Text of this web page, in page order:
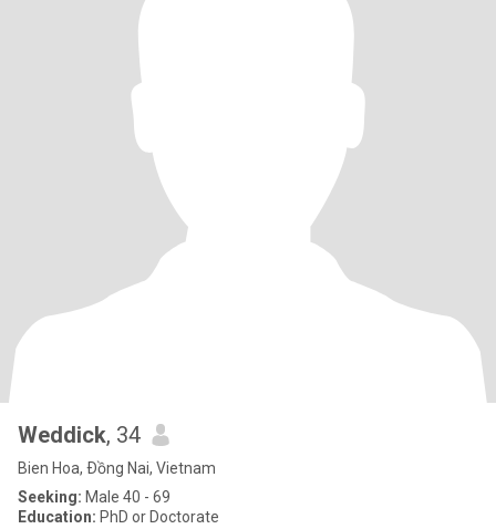
Weddick, 34
Bien Hoa, Ðồng Nai, Vietnam
Seeking: Male 40 - 69
Education: PhD or Doctorate